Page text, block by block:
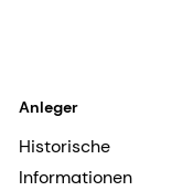
Anleger
Historische
Informationen